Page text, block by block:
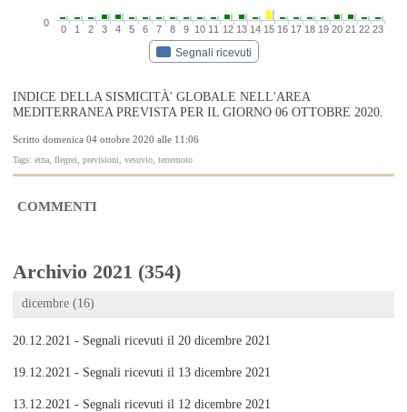
Segnali ricevuti
0 1 2 3 4 5 6 7 8 9 10 11 12 13 14 15 16 17 18 19 20 21 22 23
0
INDICE DELLA SISMICITÀ' GLOBALE NELL'AREA
MEDITERRANEA PREVISTA PER IL GIORNO 06 OTTOBRE 2020.
Scritto domenica 04 ottobre 2020 alle 11:06
Tags: etna, flegrei, previsioni, vesuvio, terremoto
COMMENTI
Archivio 2021 (354)
dicembre (16)
20.12.2021 - Segnali ricevuti il 20 dicembre 2021
19.12.2021 - Segnali ricevuti il 13 dicembre 2021
13.12.2021 - Segnali ricevuti il 12 dicembre 2021